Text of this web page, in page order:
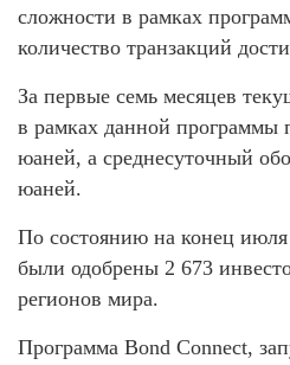
сложности в рамках
количество транзакций
За первые семь месяцев
в рамках данной программы
юаней, а среднесуточный
юаней.
По состоянию на конец
были одобрены 2 673
регионов мира.
Программа Bond Connect,